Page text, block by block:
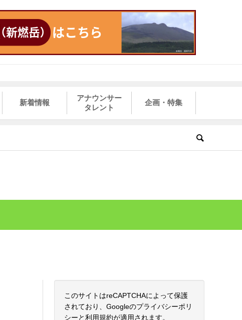
新着情報
アナウンサー
タレント
企画・特集
このサイトはreCAPTCHAによって保護
されており、Googleのプライバシーポリ
シーと利用規約が適用されます。